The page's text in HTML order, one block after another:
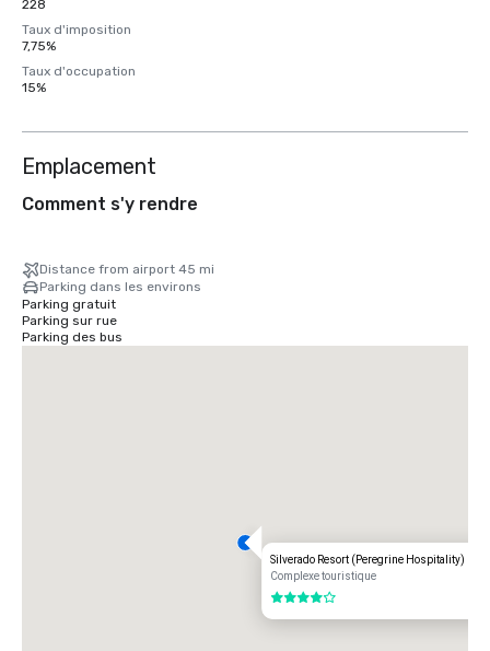
228
Taux d'imposition
7,75%
Taux d'occupation
15%
Emplacement
Comment s'y rendre
Distance from airport 45 mi
Parking dans les environs
Parking gratuit
Parking sur rue
Parking des bus
Silverado Resort (Peregrine Hospitality)
Complexe touristique
4 sur 5